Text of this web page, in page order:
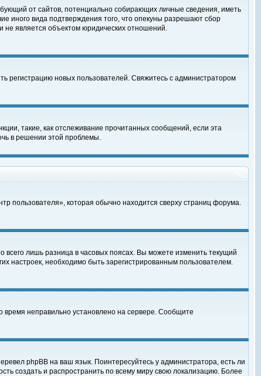
от сайтов, потенциально собирающих личные сведения, иметь
иного вида подтверждения того, что опекуны разрешают сбор
не является объектом юридических отношений.
регистрацию новых пользователей. Свяжитесь с администратором
такие, как отслеживание прочитанных сообщений, если эта
в решении этой проблемы.
пользователя», которая обычно находится сверху страниц форума.
лишь разница в часовых поясах. Вы можете изменить текущий
настроек, необходимо быть зарегистрированным пользователем.
время неправильно установлено на сервере. Сообщите
phpBB на ваш язык. Поинтересуйтесь у администратора, есть ли
создать и распространить по всему миру свою локализацию. Более